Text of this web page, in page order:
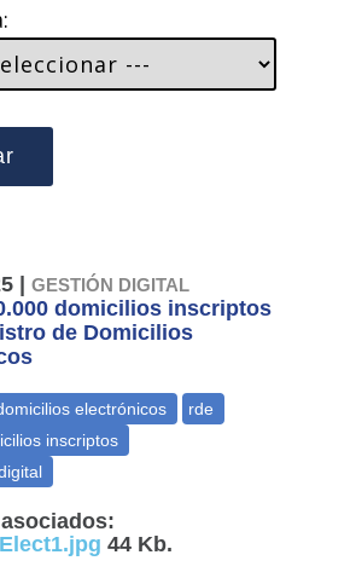
|GESTIÓN DIGITAL
domicilios inscriptos
de Domicilios
44 Kb.